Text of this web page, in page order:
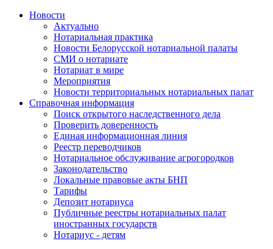
Новости
Актуально
Нотариальная практика
Новости Белорусской нотариальной палаты
СМИ о нотариате
Нотариат в мире
Мероприятия
Новости территориальных нотариальных палат
Справочная информация
Поиск открытого наследственного дела
Проверить доверенность
Единая информационная линия
Реестр переводчиков
Нотариальное обслуживание агрогородков
Законодательство
Локальные правовые акты БНП
Тарифы
Депозит нотариуса
Публичные реестры нотариальных палат
иностранных государств
Нотариус - детям